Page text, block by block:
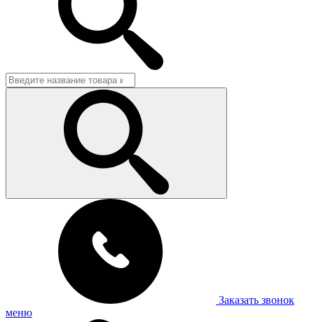
Заказать звонок
меню